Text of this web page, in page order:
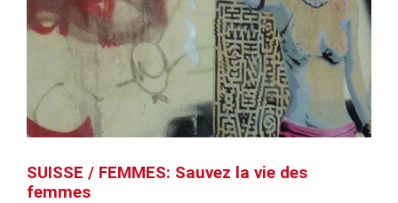
SUISSE / FEMMES: Sauvez la vie des
femmes